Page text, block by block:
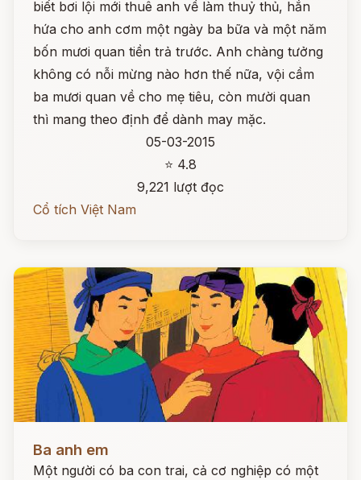
biết bơi lội mới thuê anh về làm thuỷ thủ, hắn
hứa cho anh cơm một ngày ba bữa và một năm
bốn mươi quan tiền trả trước. Anh chàng tưởng
không có nỗi mừng nào hơn thế nữa, vội cầm
ba mươi quan về cho mẹ tiêu, còn mười quan
thì mang theo định để dành may mặc.
05-03-2015
⭐ 4.8
9,221 lượt đọc
Cổ tích Việt Nam
Ba anh em
Một người có ba con trai, cả cơ nghiệp có một